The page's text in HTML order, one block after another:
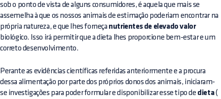
sob o ponto de vista de alguns consumidores, é aquela que mais se
assemelha à que os nossos animais de estimação poderiam encontrar na
própria natureza, e que lhes forneça nutrientes de elevado valor
biológico. Isso irá permitir que a dieta lhes proporcione bem-estar e um
correto desenvolvimento.
Perante as evidências científicas referidas anteriormente e a procura
dessa alimentação por parte dos próprios donos dos animais, iniciaram-
se investigações para poder formular e disponibilizar esse tipo de dieta(